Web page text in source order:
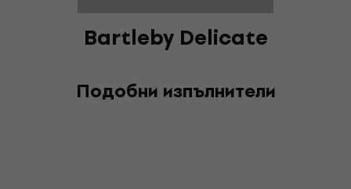
Bartleby Delicate
Подобни изпълнители